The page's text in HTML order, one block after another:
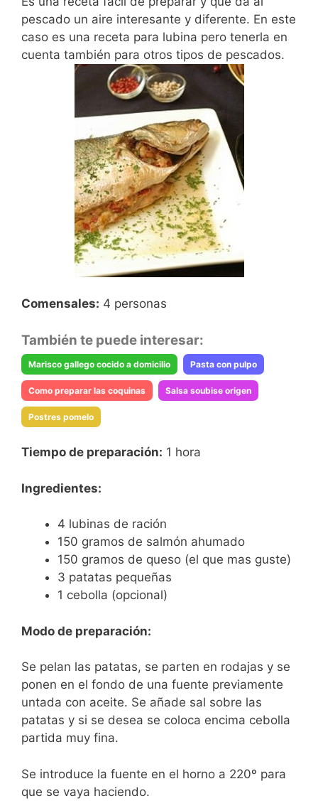
pescado un aire interesante y diferente. En este
caso es una receta para lubina pero tenerla en
cuenta también para otros tipos de pescados.
Comensales: 4 personas
También te puede interesar:
Marisco gallego cocido a domicilio Pasta con pulpo
Como preparar las coquinas Salsa soubise origen
Postres pomelo
Tiempo de preparación: 1 hora
Ingredientes:
4 lubinas de ración
150 gramos de salmón ahumado
150 gramos de queso (el que mas guste)
3 patatas pequeñas
1 cebolla (opcional)
Modo de preparación:
Se pelan las patatas, se parten en rodajas y se
ponen en el fondo de una fuente previamente
untada con aceite. Se añade sal sobre las
patatas y si se desea se coloca encima cebolla
partida muy fina.
Se introduce la fuente en el horno a 220º para
que se vaya haciendo.